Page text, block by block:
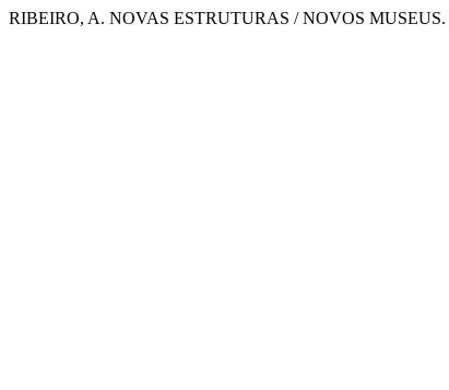
RIBEIRO, A. NOVAS ESTRUTURAS / NOVOS MUSEUS.